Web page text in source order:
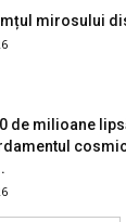
mirosului
de milioane